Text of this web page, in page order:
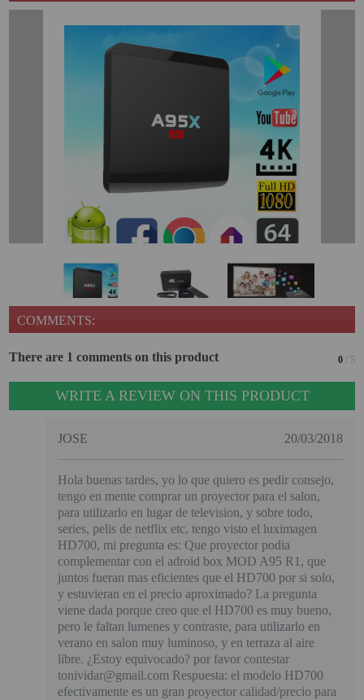
COMMENTS:
There are 1 comments on this product 0/ 5
WRITE A REVIEW ON THIS PRODUCT
JOSE 20/03/2018
Hola buenas tardes, yo lo que quiero es pedir consejo,
tengo en mente comprar un proyector para el salon,
para utilizarlo en lugar de television, y sobre todo,
series, pelis de netflix etc, tengo visto el luximagen
HD700, mi pregunta es: Que proyector podia
complementar con el adroid box MOD A95 R1, que
juntos fueran mas eficientes que el HD700 por si solo,
y estuvieran en el precio aproximado? La pregunta
viene dada porque creo que el HD700 es muy bueno,
pero le faltan lumenes y contraste, para utilizarlo en
verano en salon muy luminoso, y en terraza al aire
libre. ¿Estoy equivocado? por favor contestar
tonividar@gmail.com Respuesta: el modelo HD700
efectivamente es un gran proyector calidad/precio para